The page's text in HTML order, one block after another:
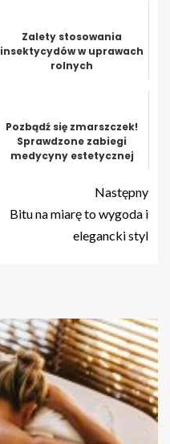
Zalety stosowania
insektycydów w uprawach
rolnych
Pozbądź się zmarszczek!
Sprawdzone zabiegi
medycyny estetycznej
Następny
Bitu na miarę to wygoda i
elegancki styl